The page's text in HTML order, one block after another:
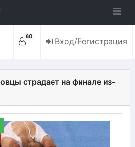
60 Вход/Регистрация
страдает на финале из-